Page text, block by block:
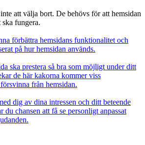
att välja bort. De behövs för att hemsidan
fungera.
förbättra hemsidans funktionalitet och
på hur hemsidan används.
ska prestera så bra som möjligt under ditt
de här kakorna kommer viss
från hemsidan.
dig av dina intressen och ditt beteende
du chansen att få se personligt anpassat